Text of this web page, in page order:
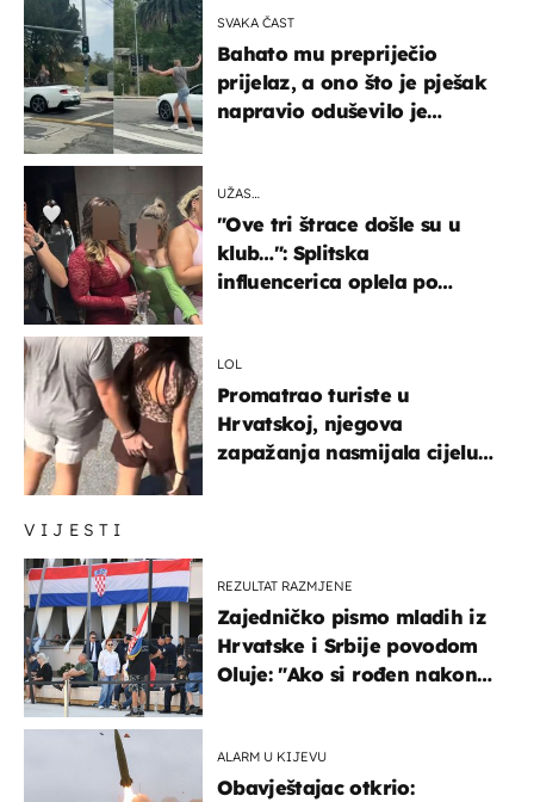
VIJESTI
REZULTAT RAZMJENE
Zajedničko pismo mladih iz
Hrvatske i Srbije povodom
Oluje: "Ako si rođen nakon
ALARM U KIJEVU
Obavještajac otkrio:
SVAKA ČAST
Bahato mu prepriječio
prijelaz, a ono što je pješak
napravio oduševilo je
UŽAS…
"Ove tri štrace došle su u
klub…": Splitska
influencerica oplela po
LOL
Promatrao turiste u
Hrvatskoj, njegova
zapažanja nasmijala cijelu